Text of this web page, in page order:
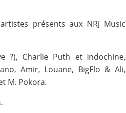
présents aux NRJ Music
?), Charlie Puth et Indochine,
Amir, Louane, BigFlo & Ali,
M. Pokora.